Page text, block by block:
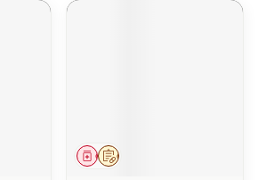
Op voorschrift
Geneesmiddel